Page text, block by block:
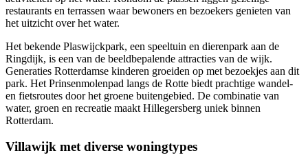
restaurants en terrassen waar bewoners en bezoekers genieten van
het uitzicht over het water.
Het bekende Plaswijckpark, een speeltuin en dierenpark aan de
Ringdijk, is een van de beeldbepalende attracties van de wijk.
Generaties Rotterdamse kinderen groeiden op met bezoekjes aan dit
park. Het Prinsenmolenpad langs de Rotte biedt prachtige wandel-
en fietsroutes door het groene buitengebied. De combinatie van
water, groen en recreatie maakt Hillegersberg uniek binnen
Rotterdam.
Villawijk met diverse woningtypes